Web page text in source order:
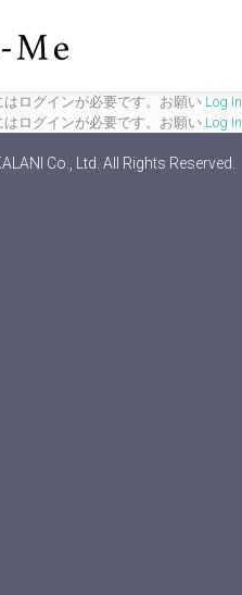
ログインが必要です。お願い Log In
ログインが必要です。お願い Log In
Co., Ltd. All Rights Reserved.